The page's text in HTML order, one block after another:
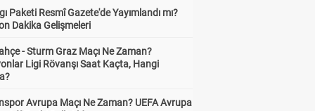
Paketi Resmî Gazete'de Yayımlandı mı?
Dakika Gelişmeleri
- Sturm Graz Maçı Ne Zaman?
Ligi Rövanşı Saat Kaçta, Hangi
Avrupa Maçı Ne Zaman? UEFA Avrupa